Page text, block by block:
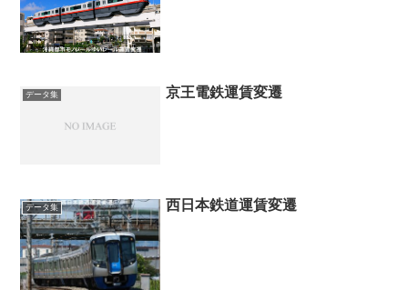
データ集 京王電鉄運賃変遷
データ集 西日本鉄道運賃変遷